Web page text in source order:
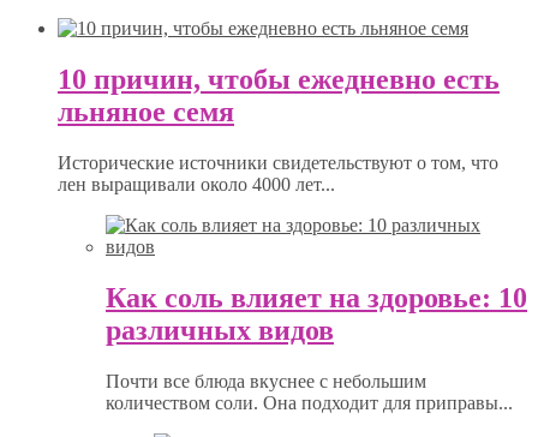
10 причин, чтобы ежедневно есть
льняное семя
Исторические источники свидетельствуют о том, что
лен выращивали около 4000 лет...
Как соль влияет на здоровье: 10
различных видов
Почти все блюда вкуснее с небольшим
количеством соли. Она подходит для приправы...